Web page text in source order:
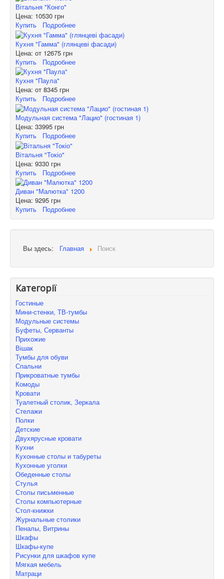
Вітальня "Конго"
Цена: 10530 грн
Купить
Подробнее
Кухня "Гамма" (глянцеві фасади)
Цена: от 12675 грн
Купить
Подробнее
Кухня "Паула"
Цена: от 8345 грн
Купить
Подробнее
Модульная система "Лацио" (гостиная 1)
Цена: 33995 грн
Купить
Подробнее
Вітальня "Токіо"
Цена: 9330 грн
Купить
Подробнее
Диван "Малютка" 1200
Цена: 9295 грн
Купить
Подробнее
Вы здесь: Главная Поиск
Категорії
Гостиные
Мини-стенки, ТВ-тумбы
Модульные системы
Буфеты, Серванты
Прихожие
Вішак
Тумбы для обуви
Спальни
Прикроватные тумбы
Комоды
Кровати
Туалетный столик, Зеркала
Стелажи
Полки
Детские
Двухярусные кровати
Кухни
Кухонные столы и табуреты
Кухонные уголки
Обеденные столы
Стулья
Столы письменные
Столы компьютерные
Стол-книжки
Журнальные столики
Пеналы, Витрины
Шкафы
Шкафы-купе
Рисунки для шкафов купе
Мягкая мебель
Матраци